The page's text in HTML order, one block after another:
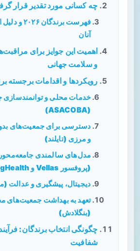
چه کسانی مورد تقدیر قرار
فهرست برندگان
آنان
اهمیت این جوایز برای
و سلامت جهانی
رویکردها و اقدامات برجسته
خدمات محلی و توانمندسازی
(ASACOBA)
دسترسی برای جمعیت‌های
و مرزی (تایلند)
مدل‌های سالمندی جامعه‌محور
(پروفسور Vellas و SingHealth)
دیجیتال، پیشگیری و عدالت
تعهد به بهداشت جمعیت‌های
(بنگلادش)
چگونگی انتخاب برندگان:
شفافیت